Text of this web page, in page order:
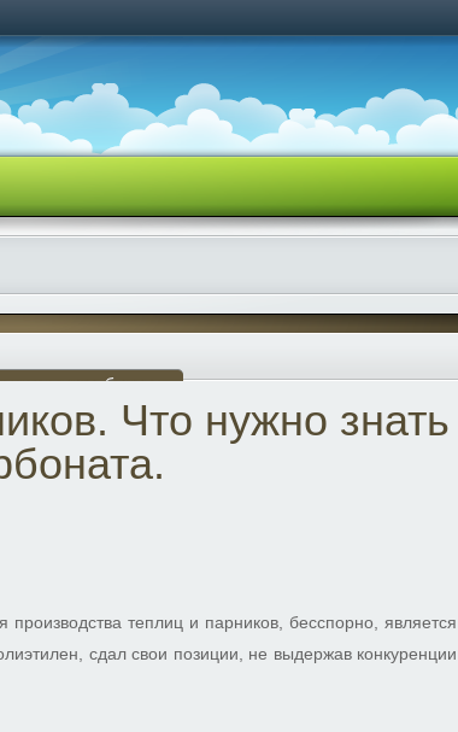
из поликарбоната.
Что нужно знать
теплиц и парников, бесспорно, является
сдал свои позиции, не выдержав конкуренции